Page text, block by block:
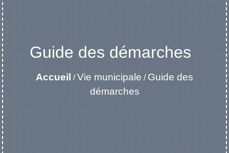
Guide des démarches
Accueil /Vie municipale / Guide des
démarches